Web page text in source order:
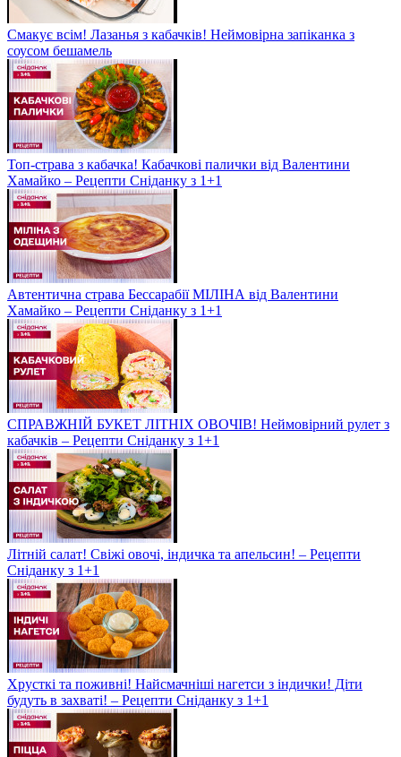
Смакує всім! Лазанья з кабачків! Неймовірна запіканка з
соусом бешамель
Топ-страва з кабачка! Кабачкові палички від Валентини
Хамайко – Рецепти Сніданку з 1+1
Автентична страва Бессарабії МІЛІНА від Валентини
Хамайко – Рецепти Сніданку з 1+1
СПРАВЖНІЙ БУКЕТ ЛІТНІХ ОВОЧІВ! Неймовірний рулет з
кабачків – Рецепти Сніданку з 1+1
Літній салат! Свіжі овочі, індичка та апельсин! – Рецепти
Сніданку з 1+1
Хрусткі та поживні! Найсмачніші нагетси з індички! Діти
будуть в захваті! – Рецепти Сніданку з 1+1